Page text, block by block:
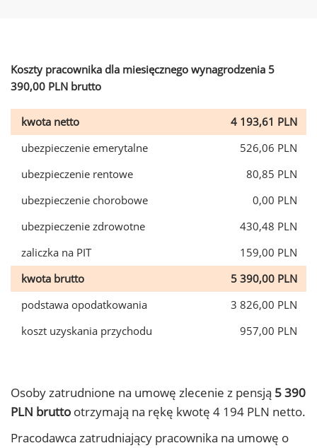
Koszty pracownika dla miesięcznego wynagrodzenia 5
390,00 PLN brutto
kwota netto
4 193,61 PLN
ubezpieczenie emerytalne
526,06 PLN
ubezpieczenie rentowe
80,85 PLN
ubezpieczenie chorobowe
0,00 PLN
ubezpieczenie zdrowotne
430,48 PLN
zaliczka na PIT
159,00 PLN
kwota brutto
5 390,00 PLN
podstawa opodatkowania
3 826,00 PLN
koszt uzyskania przychodu
957,00 PLN
Osoby zatrudnione na umowę zlecenie z pensją 5 390
PLN brutto otrzymają na rękę kwotę 4 194 PLN netto.
Pracodawca zatrudniający pracownika na umowę o